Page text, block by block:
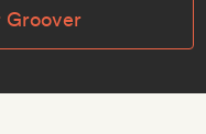
Groover